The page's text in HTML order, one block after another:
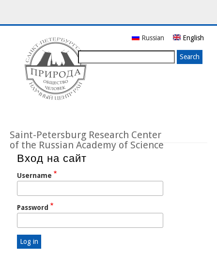
Saint-Petersburg Research Center
of the Russian Academy of Science
Russian English
Вход на сайт
Username
Password